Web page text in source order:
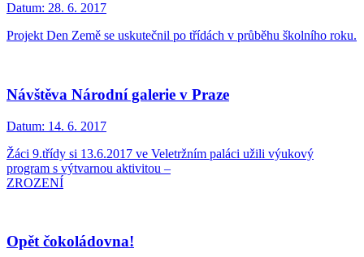
Datum: 28. 6. 2017
Projekt Den Země se uskutečnil po třídách v průběhu školního roku.
Návštěva Národní galerie v Praze
Datum: 14. 6. 2017
Žáci 9.třídy si 13.6.2017 ve Veletržním paláci užili výukový
program s výtvarnou aktivitou –
ZROZENÍ
Opět čokoládovna!